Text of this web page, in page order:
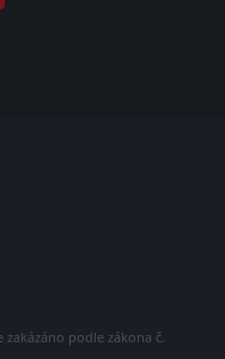
podle zákona č.